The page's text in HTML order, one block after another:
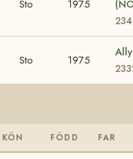
Sto 1975
Sto 1975
KÖN FÖDD FAR